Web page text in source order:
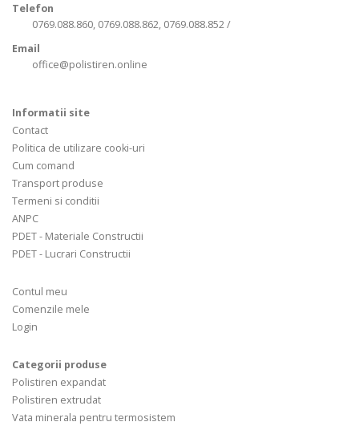
Telefon
0769.088.860, 0769.088.862, 0769.088.852 /
Email
office@polistiren.online
Informatii site
Contact
Politica de utilizare cooki-uri
Cum comand
Transport produse
Termeni si conditii
ANPC
PDET - Materiale Constructii
PDET - Lucrari Constructii
Contul meu
Comenzile mele
Login
Categorii produse
Polistiren expandat
Polistiren extrudat
Vata minerala pentru termosistem